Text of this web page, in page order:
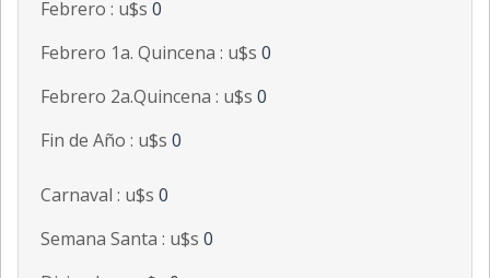
Febrero : u$s 0
Febrero 1a. Quincena : u$s 0
Febrero 2a.Quincena : u$s 0
Fin de Año : u$s 0
Carnaval : u$s 0
Semana Santa : u$s 0